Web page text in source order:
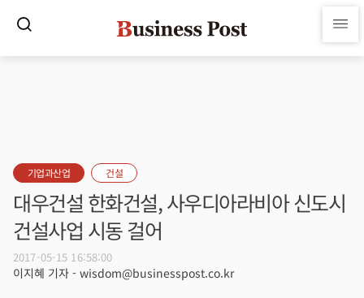
기업과산업 건설
대우건설 한화건설, 사우디아라비아 신도시
건설사업 시동 걸어
2017-05-15 16:58:00
이지혜 기자 - wisdom@businesspost.co.kr